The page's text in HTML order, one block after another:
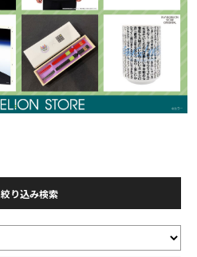
絞り込み検索